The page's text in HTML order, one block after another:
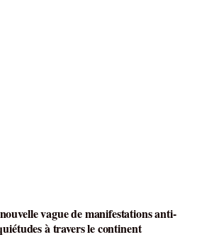
vague de manifestations anti-
à travers le continent